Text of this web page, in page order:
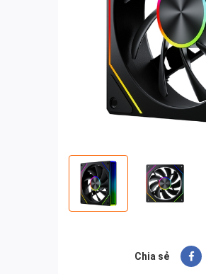
Chia sẻ